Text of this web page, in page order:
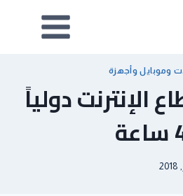
وموبايل وأجهزة
الإنترنت دولياً